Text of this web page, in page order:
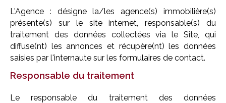
L'Agence : désigne la/les agence(s) immobilière(s)
présente(s) sur le site internet, responsable(s) du
traitement des données collectées via le Site, qui
diffuse(nt) les annonces et récupère(nt) les données
saisies par l'internaute sur les formulaires de contact.
Responsable du traitement
Le responsable du traitement des données